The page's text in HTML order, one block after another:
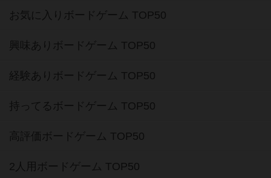
お気に入りボードゲーム TOP50
興味ありボードゲーム TOP50
経験ありボードゲーム TOP50
持ってるボードゲーム TOP50
高評価ボードゲーム TOP50
2人用ボードゲーム TOP50